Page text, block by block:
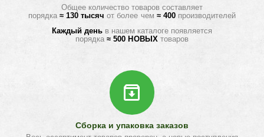
Общее количество товаров составляет
порядка≈ 130 тысяч от более чем ≈ 400 производителей
Каждый деньв нашем каталоге появляется
порядка≈ 500 НОВЫХ товаров
Сборка и упаковка заказов